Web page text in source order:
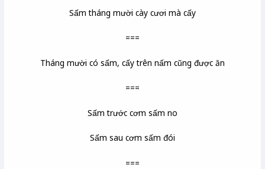
Sấm tháng mười cày cươi mà cấy
===
Tháng mười có sấm, cấy trên nấm cũng được ăn
===
Sấm trước cơm sấm no
Sấm sau cơm sấm đói
===